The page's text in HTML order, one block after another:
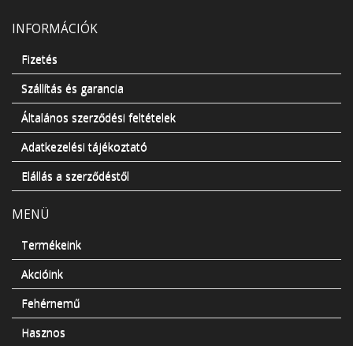
INFORMÁCIÓK
Fizetés
Szállítás és garancia
Általános szerződési feltételek
Adatkezelési tájékoztató
Elállás a szerződéstől
MENÜ
Termékeink
Akcióink
Fehérnemű
Hasznos